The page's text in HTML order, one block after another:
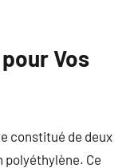
Vos
constitué de deux
polyéthylène. Ce